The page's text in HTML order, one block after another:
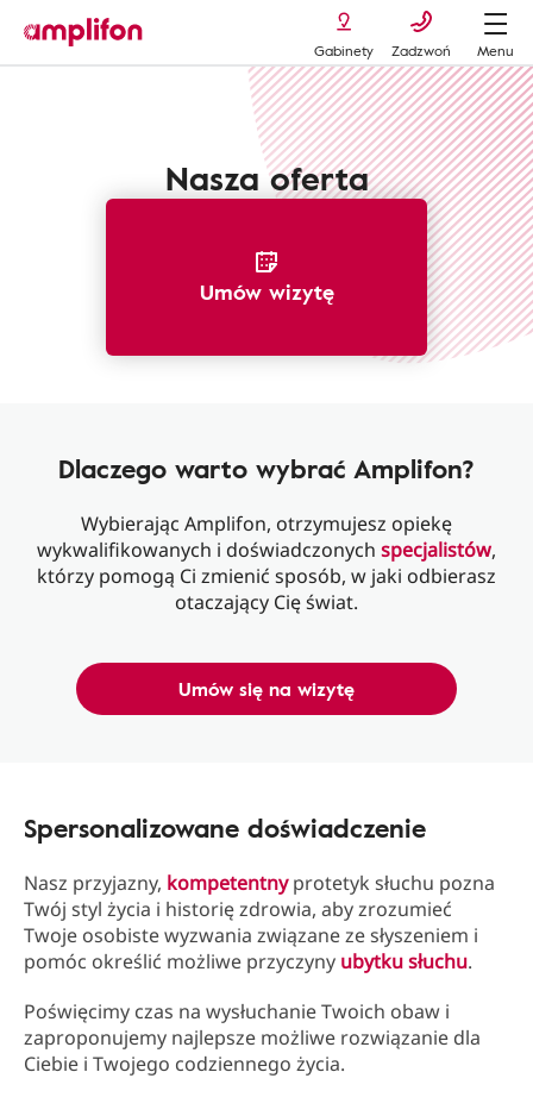
Gabinety Zadzwoń
Menu
Nasza oferta
Umów wizytę
Dlaczego warto wybrać Amplifon?
Wybierając Amplifon, otrzymujesz opiekę
wykwalifikowanych i doświadczonych specjalistów,
którzy pomogą Ci zmienić sposób, w jaki odbierasz
otaczający Cię świat.
Umów się na wizytę
Spersonalizowane doświadczenie
Nasz przyjazny, kompetentnyprotetyk słuchu pozna
Twój styl życia i historię zdrowia, aby zrozumieć
Twoje osobiste wyzwania związane ze słyszeniem i
pomóc określić możliwe przyczyny ubytku słuchu.
Poświęcimy czas na wysłuchanie Twoich obaw i
zaproponujemy najlepsze możliwe rozwiązanie dla
Ciebie i Twojego codziennego życia.